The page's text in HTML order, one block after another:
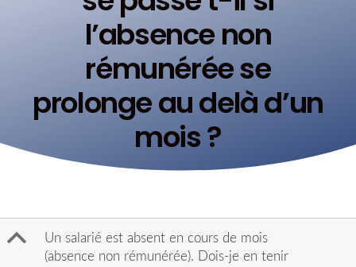
l’absence non
rémunérée se
prolonge au delà d’un
mois ?
B
Un salarié est absent en cours de mois
(absence non rémunérée). Dois-je en tenir